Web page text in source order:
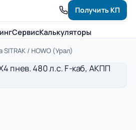
СервисКалькуляторы
Получить КП
SITRAK / HOWO (Урал)